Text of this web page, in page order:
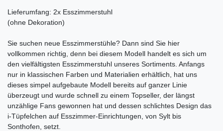
Lieferumfang: 2x Esszimmerstuhl
(ohne Dekoration)
Sie suchen neue Esszimmerstühle? Dann sind Sie hier
vollkommen richtig, denn bei diesem Modell handelt es sich um
den vielfältigsten Esszimmerstuhl unseres Sortiments. Anfangs
nur in klassischen Farben und Materialien erhältlich, hat uns
dieses simpel aufgebaute Modell bereits auf ganzer Linie
überzeugt und wurde schnell zu einem Topseller, der längst
unzählige Fans gewonnen hat und dessen schlichtes Design das
i-Tüpfelchen auf Esszimmer-Einrichtungen, von Sylt bis
Sonthofen, setzt.